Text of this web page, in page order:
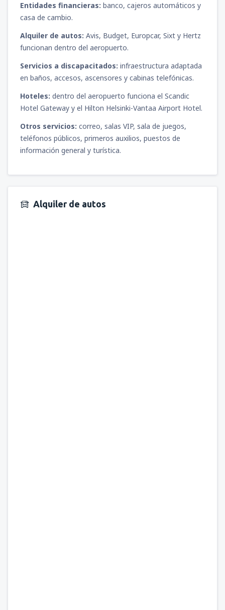
Entidades financieras: banco, cajeros automáticos y
casa de cambio.
Alquiler de autos: Avis, Budget, Europcar, Sixt y Hertz
funcionan dentro del aeropuerto.
Servicios a discapacitados: infraestructura adaptada
en baños, accesos, ascensores y cabinas telefónicas.
Hoteles: dentro del aeropuerto funciona el Scandic
Hotel Gateway y el Hilton Helsinki-Vantaa Airport Hotel.
Otros servicios: correo, salas VIP, sala de juegos,
teléfonos públicos, primeros auxilios, puestos de
información general y turística.
Alquiler de autos